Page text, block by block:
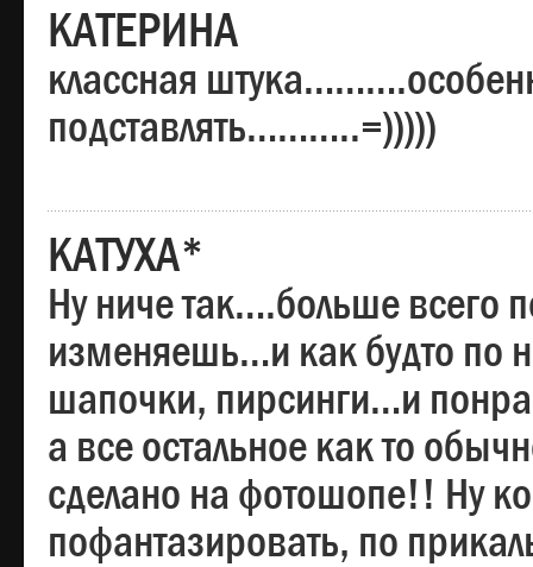
КАТЕРИНА
классная
подставлять………..=)))))
КАТУХА*
Ну ниче так….больше всего
изменяешь…и как будто по
шапочки, пирсинги…и
а все остальное как то
сделано на фотошопе!! Ну
пофантазировать, по